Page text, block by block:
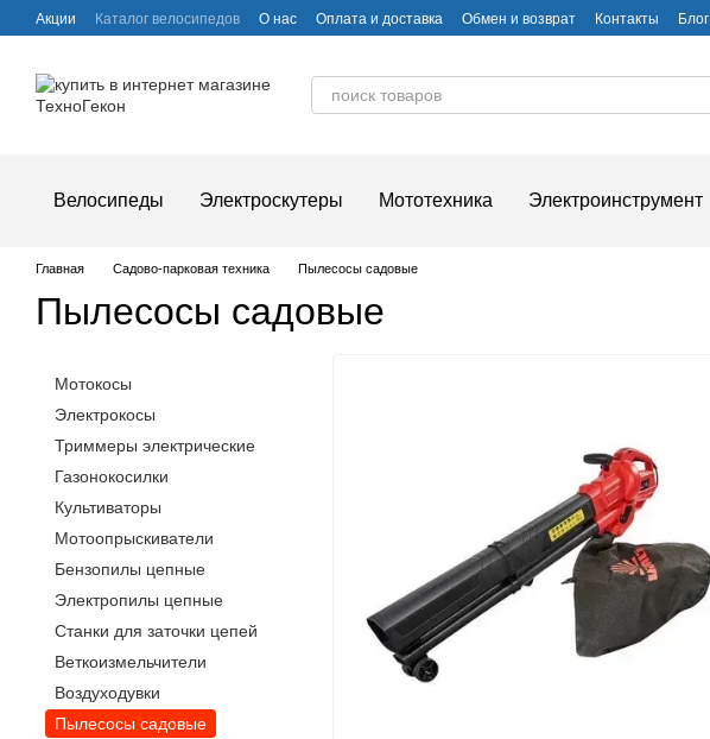
Перейти к основному контенту
Акции Каталог велосипедов О нас Оплата и доставка Обмен и возврат Контакты Блог
Велосипеды Электроскутеры Мототехника Электроинструмент
Главная Садово-парковая техника Пылесосы садовые
Пылесосы садовые
Мотокосы
Электрокосы
Триммеры электрические
Газонокосилки
Культиваторы
Мотоопрыскиватели
Бензопилы цепные
Электропилы цепные
Станки для заточки цепей
Веткоизмельчители
Воздуходувки
Пылесосы садовые